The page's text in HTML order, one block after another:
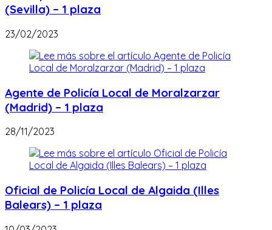
(Sevilla) – 1 plaza
23/02/2023
Agente de Policía Local de Moralzarzar
(Madrid) – 1 plaza
28/11/2023
Oficial de Policía Local de Algaida (Illes
Balears) – 1 plaza